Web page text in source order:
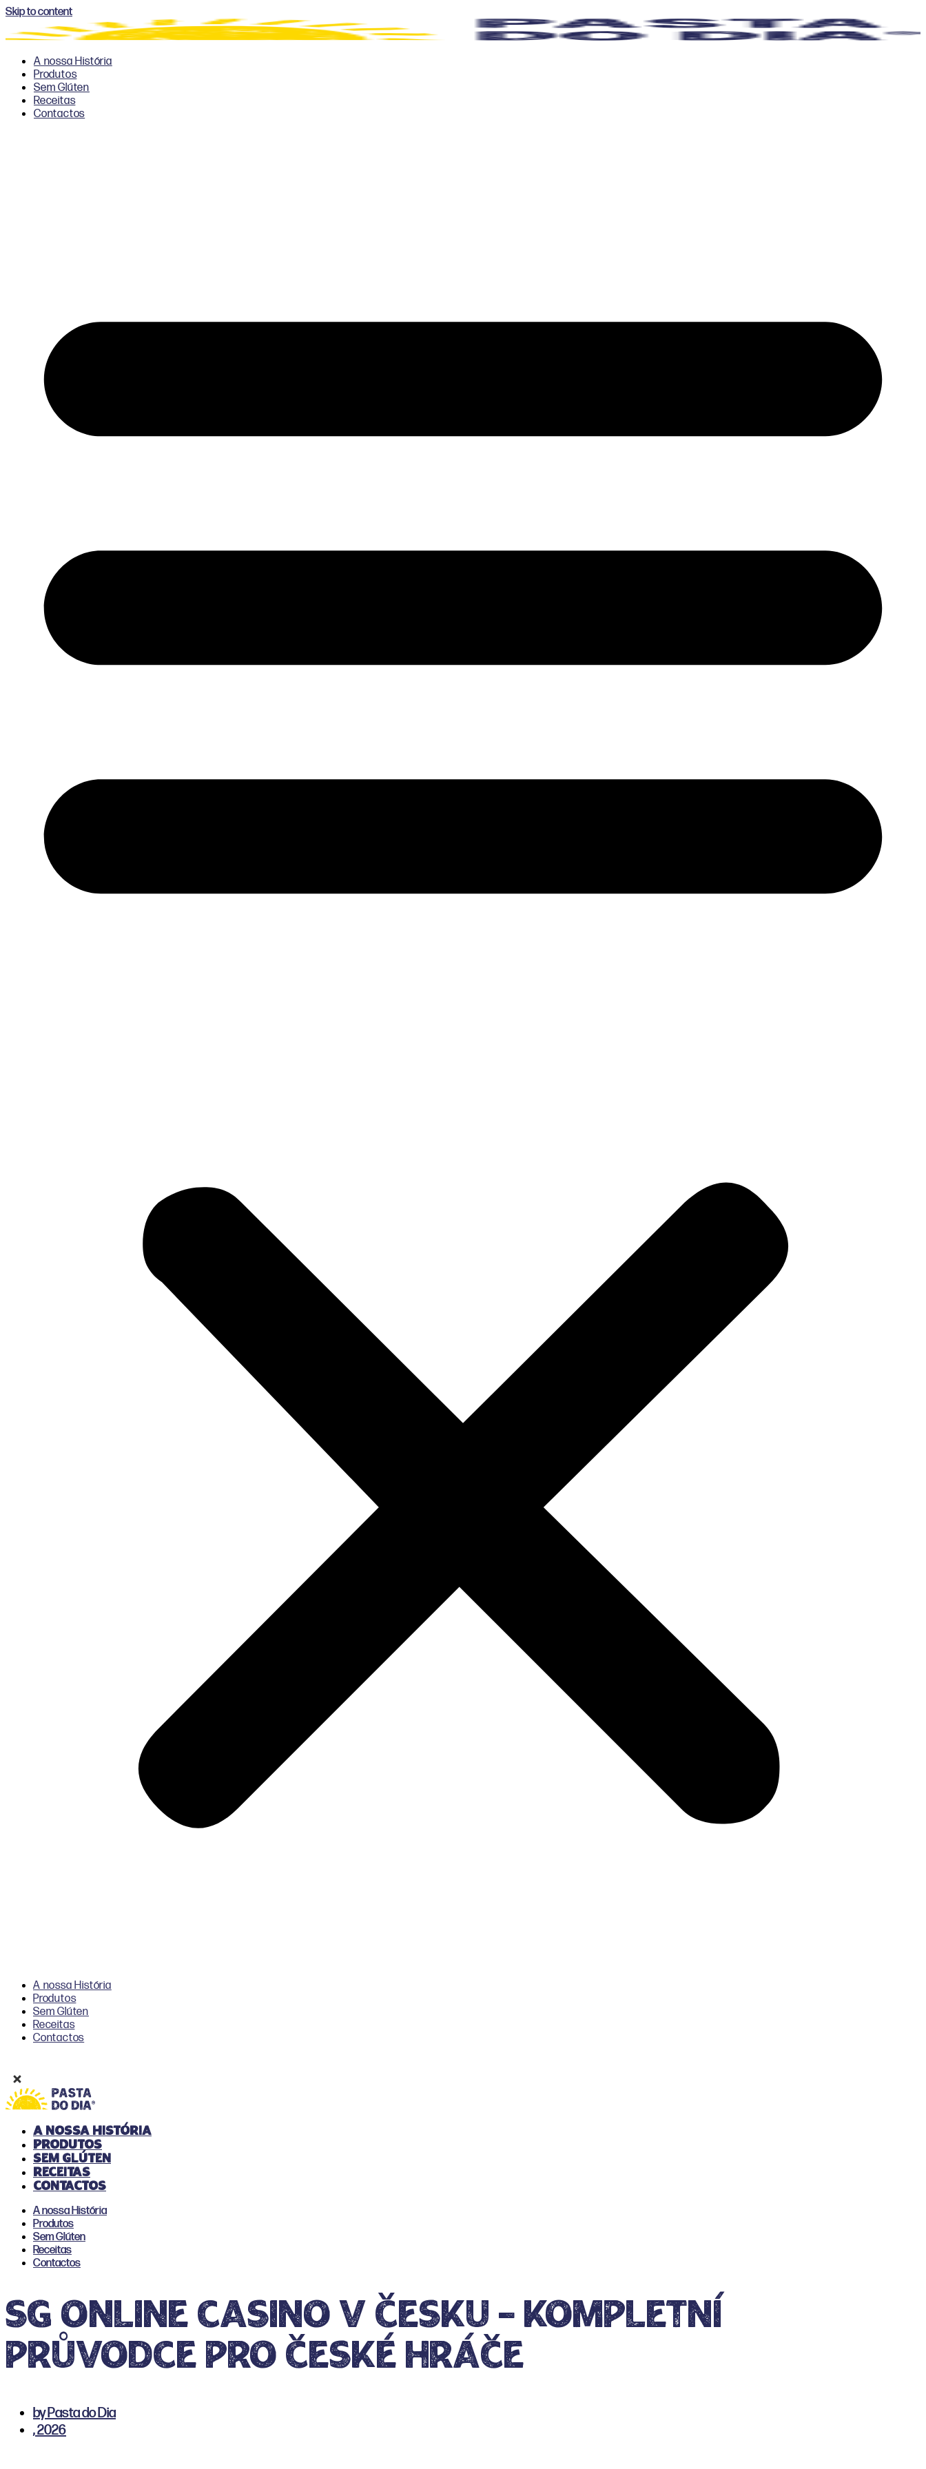
Skip to content
A nossa História
Produtos
Sem Glúten
Receitas
Contactos
A nossa História
Produtos
Sem Glúten
Receitas
Contactos
A nossa História
Produtos
Sem Glúten
Receitas
Contactos
A nossa História
Produtos
Sem Glúten
Receitas
Contactos
SG online casino v Česku – kompletní
průvodce pro české hráče
byPasta do Dia
,2026